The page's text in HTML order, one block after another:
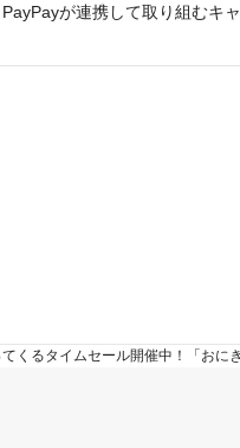
が連携して取り組むキ
てくるタイムセール開催中！「おに